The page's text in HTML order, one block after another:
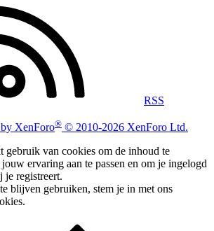
RSS
XenForo® © 2010-2026 XenForo Ltd.
gebruik van cookies om de inhoud te
ervaring aan te passen en om je ingelogd
je registreert.
blijven gebruiken, stem je in met ons